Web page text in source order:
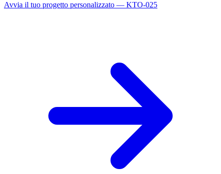
Avvia il tuo progetto personalizzato — KTO-025